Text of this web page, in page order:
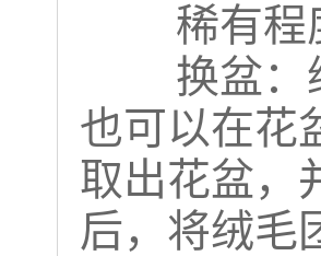
稀有
换盆：
也可以在花
取出花盆，
后，将绒毛